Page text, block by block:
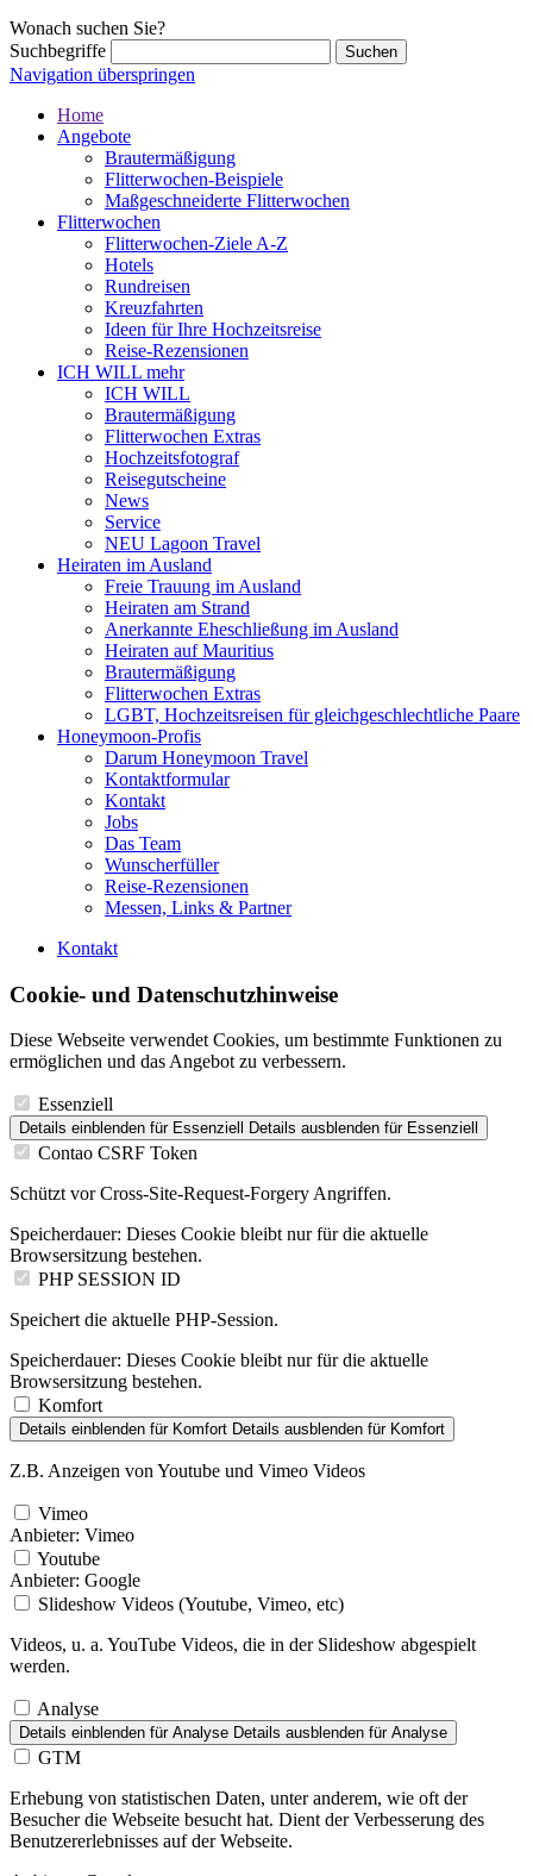
Wonach suchen Sie?
Suchbegriffe
Navigation überspringen
Home
Angebote
Brautermäßigung
Flitterwochen-Beispiele
Maßgeschneiderte Flitterwochen
Flitterwochen
Flitterwochen-Ziele A-Z
Hotels
Rundreisen
Kreuzfahrten
Ideen für Ihre Hochzeitsreise
Reise-Rezensionen
ICH WILL mehr
ICH WILL
Brautermäßigung
Flitterwochen Extras
Hochzeitsfotograf
Reisegutscheine
News
Service
NEU Lagoon Travel
Heiraten im Ausland
Freie Trauung im Ausland
Heiraten am Strand
Anerkannte Eheschließung im Ausland
Heiraten auf Mauritius
Brautermäßigung
Flitterwochen Extras
LGBT, Hochzeitsreisen für gleichgeschlechtliche Paare
Honeymoon-Profis
Darum Honeymoon Travel
Kontaktformular
Kontakt
Jobs
Das Team
Wunscherfüller
Reise-Rezensionen
Messen, Links & Partner
Kontakt
Cookie- und Datenschutzhinweise
Diese Webseite verwendet Cookies, um bestimmte Funktionen zu
ermöglichen und das Angebot zu verbessern.
Essenziell
Details einblenden für Essenziell Details ausblenden für Essenziell
Contao CSRF Token
Schützt vor Cross-Site-Request-Forgery Angriffen.
Speicherdauer: Dieses Cookie bleibt nur für die aktuelle
Browsersitzung bestehen.
PHP SESSION ID
Speichert die aktuelle PHP-Session.
Speicherdauer: Dieses Cookie bleibt nur für die aktuelle
Browsersitzung bestehen.
Komfort
Details einblenden für Komfort Details ausblenden für Komfort
Z.B. Anzeigen von Youtube und Vimeo Videos
Vimeo
Anbieter: Vimeo
Youtube
Anbieter: Google
Slideshow Videos (Youtube, Vimeo, etc)
Videos, u. a. YouTube Videos, die in der Slideshow abgespielt
werden.
Analyse
Details einblenden für Analyse Details ausblenden für Analyse
GTM
Erhebung von statistischen Daten, unter anderem, wie oft der
Besucher die Webseite besucht hat. Dient der Verbesserung des
Benutzererlebnisses auf der Webseite.